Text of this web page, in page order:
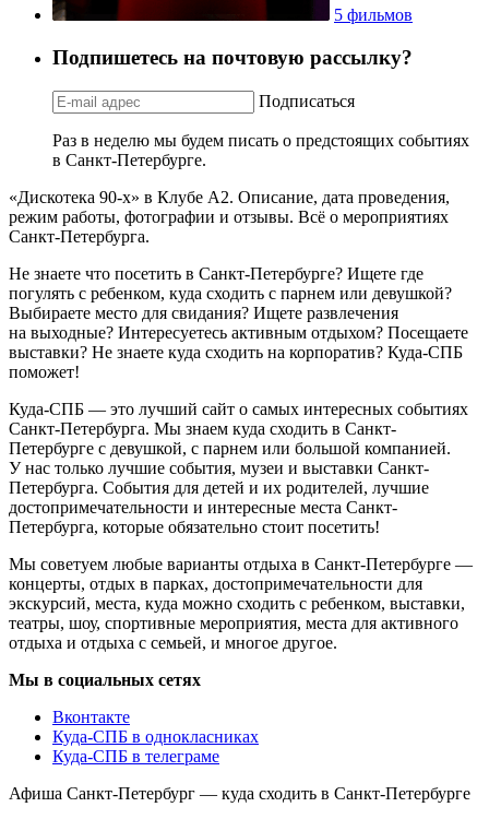
5 фильмов
Подпишетесь на почтовую рассылку?
Подписаться
Раз в неделю мы будем писать о предстоящих событиях
в Санкт-Петербурге.
«Дискотека 90-х» в Клубе А2. Описание, дата проведения,
режим работы, фотографии и отзывы. Всё о мероприятиях
Санкт-Петербурга.
Не знаете что посетить в Санкт-Петербурге? Ищете где
погулять с ребенком, куда сходить с парнем или девушкой?
Выбираете место для свидания? Ищете развлечения
на выходные? Интересуетесь активным отдыхом? Посещаете
выставки? Не знаете куда сходить на корпоратив? Куда-СПБ
поможет!
Куда-СПБ — это лучший сайт о самых интересных событиях
Санкт-Петербурга. Мы знаем куда сходить в Санкт-
Петербурге с девушкой, с парнем или большой компанией.
У нас только лучшие события, музеи и выставки Санкт-
Петербурга. События для детей и их родителей, лучшие
достопримечательности и интересные места Санкт-
Петербурга, которые обязательно стоит посетить!
Мы советуем любые варианты отдыха в Санкт-Петербурге —
концерты, отдых в парках, достопримечательности для
экскурсий, места, куда можно сходить с ребенком, выставки,
театры, шоу, спортивные мероприятия, места для активного
отдыха и отдыха с семьей, и многое другое.
Мы в социальных сетях
Вконтакте
Куда-СПБ в однокласниках
Куда-СПБ в телеграме
Афиша Санкт-Петербург — куда сходить в Санкт-Петербурге